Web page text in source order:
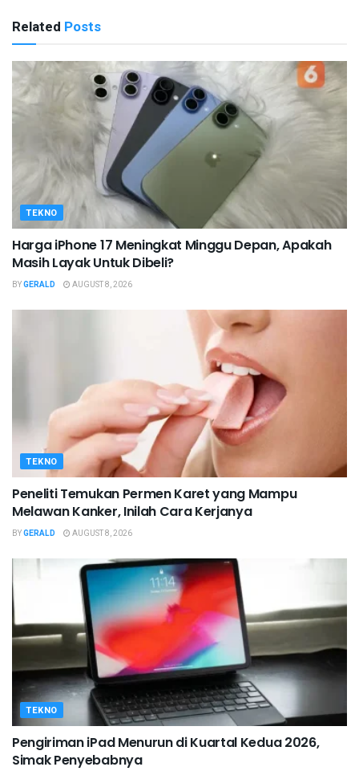
Related Posts
TEKNO
Harga iPhone 17 Meningkat Minggu Depan, Apakah
Masih Layak Untuk Dibeli?
BYGERALD AUGUST 8, 2026
TEKNO
Peneliti Temukan Permen Karet yang Mampu
Melawan Kanker, Inilah Cara Kerjanya
BYGERALD AUGUST 8, 2026
TEKNO
Pengiriman iPad Menurun di Kuartal Kedua 2026,
Simak Penyebabnya